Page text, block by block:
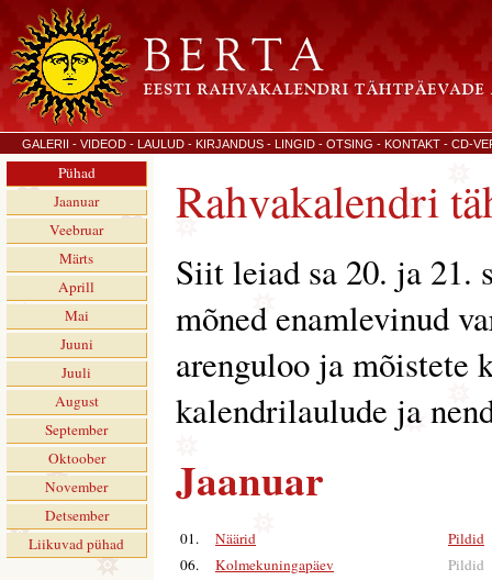
GALERII - VIDEOD - LAULUD - KIRJANDUS - LINGID - OTSING - KONTAKT - CD-
Pühad
Jaanuar
Veebruar
Märts
Aprill
Mai
Juuni
Juuli
August
September
Oktoober
November
Detsember
Liikuvad pühad
Rahvakalendri
Siit leiad sa 20. ja 21.
mõned enamlevinud
arenguloo ja mõistete
kalendrilaulude ja
Jaanuar
01. Näärid Pildid
06.
Kolmekuningapäev
Pildid